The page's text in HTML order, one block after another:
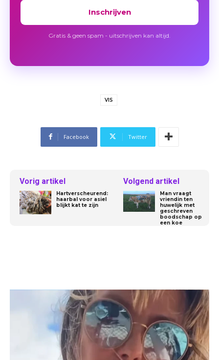
Inschrijven
Gratis & geen spam - uitschrijven kan altijd.
VIS
Facebook Twitter
Vorig artikel
Hartverscheurend:
haarbal voor asiel
blijkt kat te zijn
Volgend artikel
Man vraagt
vriendin ten
huwelijk met
geschreven
boodschap op
een koe